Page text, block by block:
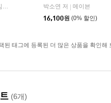
프리드리히 니체 저/김철 편역 박소연 저
메이븐
16,100원 (0% 할인)
된 태그에 등록된 더 많은 상품을 확인해
(6개)